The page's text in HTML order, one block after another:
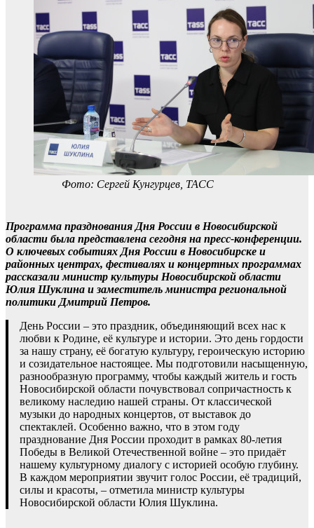
Фото: Сергей Кунгурцев, ТАСС
Программа празднования Дня России в Новосибирской
области была представлена сегодня на пресс-конференции.
О ключевых событиях Дня России в Новосибирске и
районных центрах, фестивалях и концертных программах
рассказали министр культуры Новосибирской области
Юлия Шуклина и заместитель министра региональной
политики Дмитрий Петров.
День России – это праздник, объединяющий всех нас к
любви к Родине, её культуре и истории. Это день гордости
за нашу страну, её богатую культуру, героическую историю
и созидательное настоящее. Мы подготовили насыщенную,
разнообразную программу, чтобы каждый житель и гость
Новосибирской области почувствовал сопричастность к
великому наследию нашей страны. От классической
музыки до народных концертов, от выставок до
спектаклей. Особенно важно, что в этом году
празднование Дня России проходит в рамках 80-летия
Победы в Великой Отечественной войне – это придаёт
нашему культурному диалогу с историей особую глубину.
В каждом мероприятии звучит голос России, её традиций,
силы и красоты, – отметила министр культуры
Новосибирской области Юлия Шуклина.